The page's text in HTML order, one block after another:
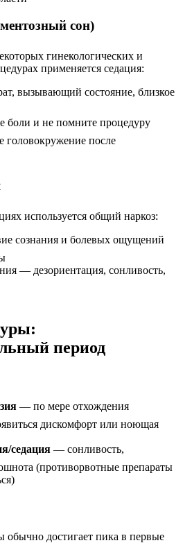
сон)
гинекологических и
применяется седация:
вызывающий состояние, близкое
боли и не помните процедуру
головокружение после
используется общий наркоз:
сознания и болевых ощущений
— дезориентация, сонливость,
период
— по мере отхождения
дискомфорт или ноющая
седация— сонливость,
(противорвотные препараты
обычно достигает пика в первые